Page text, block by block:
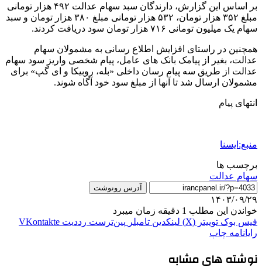
بر اساس این گزارش، دارندگان سبد سهام عدالت ۴۹۲ هزار تومانی
مبلغ ۳۵۲ هزار تومان، ۵۳۲ هزار تومانی مبلغ ۳۸۰ هزار تومان و سبد
سهام یک میلیون تومانی ۷۱۶ هزار تومان سود دریافت کردند.
همچنین در راستای افزایش اطلاع رسانی به مشمولان سهام
عدالت، بغیر از پیامک بانک های عامل، پیام شخصی واریز سود سهام
عدالت از طریق سه پیام رسان داخلی «بله، روبیکا و ای گپ» برای
مشمولان ارسال شد تا آنها از مبلغ سود خود آگاه شوند.
انتهای پیام
منبع:ایسنا
برچسب ها
سهام عدالت
آدرس رونوشت
۱۴۰۳/۰۹/۲۹
خواندن این مطلب 1 دقیقه زمان میبرد
فیس بوک توییتر (X) لینکدین ‫تامبلر ‫پین‌ترست ‫رددیت ‫VKontakte
رایانامه چاپ
نوشته های مشابه